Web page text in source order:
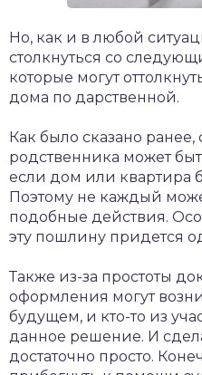
Но, как и в любой
столкнуться со
которые могут
дома по дарственной.
Как было сказано
родственника может
если дом или квартира
Поэтому не каждый
подобные действия.
эту пошлину придется
Также из-за простоты
оформления могут
будущем, и кто-то из
данное решение. И
достаточно просто.